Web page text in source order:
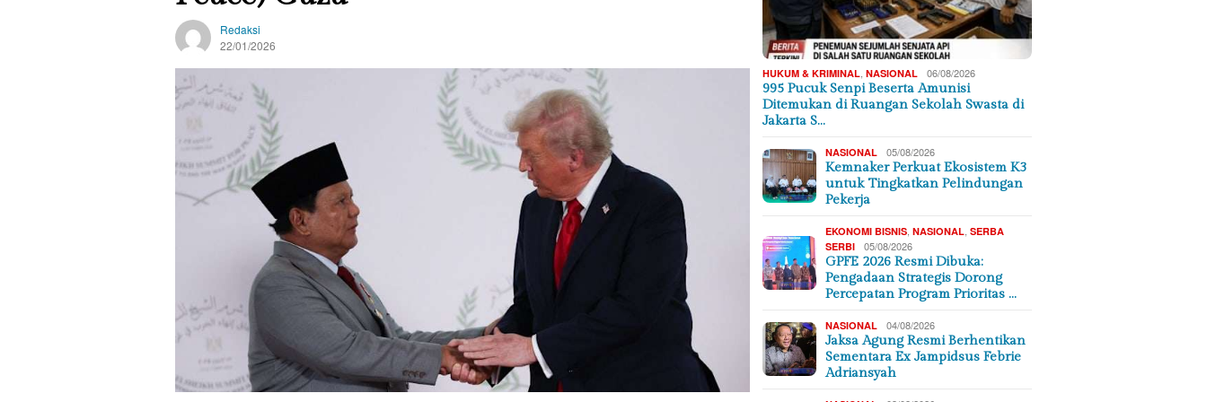
Redaksi
22/01/2026
HUKUM & KRIMINAL ,NASIONAL 06/08/2026
995 Pucuk Senpi Beserta Amunisi
Ditemukan di Ruangan Sekolah Swasta di
Jakarta S…
NASIONAL 05/08/2026
Kemnaker Perkuat Ekosistem K3
untuk Tingkatkan Pelindungan
Pekerja
EKONOMI BISNIS ,NASIONAL ,SERBA
SERBI
05/08/2026
GPFE 2026 Resmi Dibuka:
Pengadaan Strategis Dorong
Percepatan Program Prioritas …
NASIONAL 04/08/2026
Jaksa Agung Resmi Berhentikan
Sementara Ex Jampidsus Febrie
Adriansyah